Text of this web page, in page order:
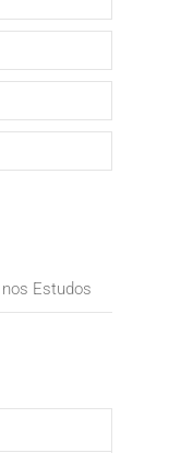
Estudos